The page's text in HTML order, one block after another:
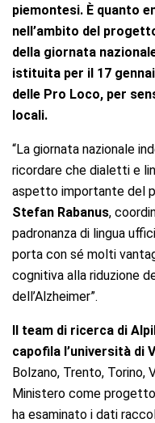
piemontesi. È quanto
nell’ambito del
della giornata
istituita per il 17
delle Pro Loco, per
locali.
“La giornata nazionale
ricordare che dialetti e
aspetto importante del
Stefan Rabanus,
padronanza di lingua
porta con sé molti
cognitiva alla riduzione
dell’Alzheimer”.
Il team di ricerca di
capofila l’università di
Bolzano, Trento, Torino,
Ministero come
ha esaminato i dati